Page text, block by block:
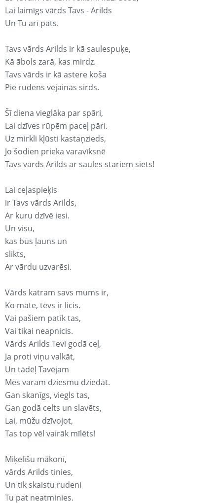
Lai laimīgs vārds Tavs - Arilds
Un Tu arī pats.
Tavs vārds Arilds ir kā saulespuķe,
Kā ābols zarā, kas mirdz.
Tavs vārds ir kā astere koša
Pie rudens vējainās sirds.
Šī diena vieglāka par spāri,
Lai dzīves rūpēm paceļ pāri.
Uz mirkli kļūsti kastaņzieds,
Jo šodien prieka varavīksnē
Tavs vārds Arilds ar saules stariem siets!
Lai ceļaspieķis
ir Tavs vārds Arilds,
Ar kuru dzīvē iesi.
Un visu,
kas būs ļauns un
slikts,
Ar vārdu uzvarēsi.
Vārds katram savs mums ir,
Ko māte, tēvs ir licis.
Vai pašiem patīk tas,
Vai tikai neapnicis.
Vārds Arilds Tevi godā ceļ,
Ja proti viņu valkāt,
Un tādēļ Tavējam
Mēs varam dziesmu dziedāt.
Gan skanīgs, viegls tas,
Gan godā celts un slavēts,
Lai, mūžu dzīvojot,
Tas top vēl vairāk mīlēts!
Miķelīšu mākonī,
vārds Arilds tinies,
Un tik skaistu rudeni
Tu pat neatminies.